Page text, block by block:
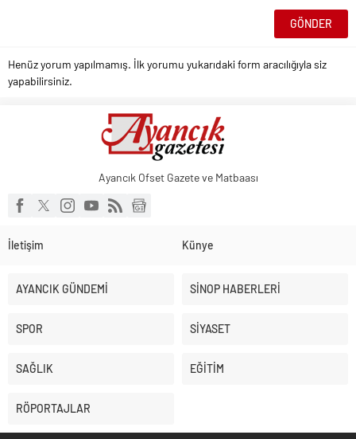
Henüz yorum yapılmamış. İlk yorumu yukarıdaki form aracılığıyla siz
yapabilirsiniz.
Ayancık Ofset Gazete ve Matbaası
İletişim Künye
AYANCIK GÜNDEMİ SİNOP HABERLERİ
SPOR SİYASET
SAĞLIK EĞİTİM
RÖPORTAJLAR